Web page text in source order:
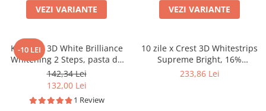
VEZI VARIANTE VEZI VARIANTE
-10 LEI
Kit Crest 3D White Brilliance
Whitening 2 Steps, pasta de
dinți 113 g si gel de albire 65
g
142,34 Lei
132,00 Lei
1 Review
10 zile x Crest 3D Whitestrips
Supreme Bright, 16%
concentratie, 20 benzi albire,
233,86 Lei